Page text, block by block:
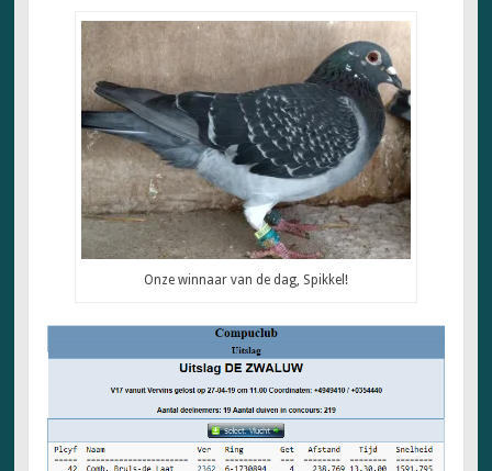
Onze winnaar van de dag, Spikkel!